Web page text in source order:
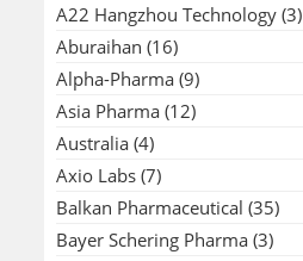
A22 Hangzhou Technology (3)
Aburaihan (16)
Alpha-Pharma (9)
Asia Pharma (12)
Australia (4)
Axio Labs (7)
Balkan Pharmaceutical (35)
Bayer Schering Pharma (3)